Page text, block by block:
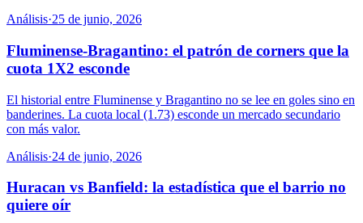
Análisis·25 de junio, 2026
Fluminense-Bragantino: el patrón de corners que la
cuota 1X2 esconde
El historial entre Fluminense y Bragantino no se lee en goles sino en
banderines. La cuota local (1.73) esconde un mercado secundario
con más valor.
Análisis·24 de junio, 2026
Huracan vs Banfield: la estadística que el barrio no
quiere oír